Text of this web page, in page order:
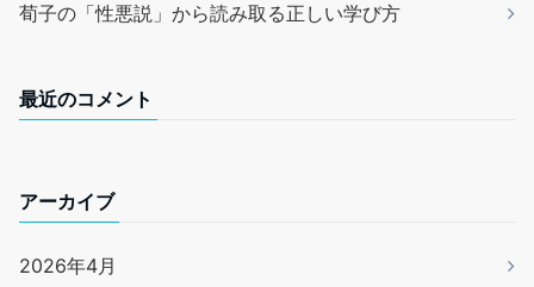
荀子の「性悪説」から読み取る正しい学び方
最近のコメント
アーカイブ
2026年4月